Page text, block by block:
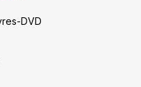
DVD